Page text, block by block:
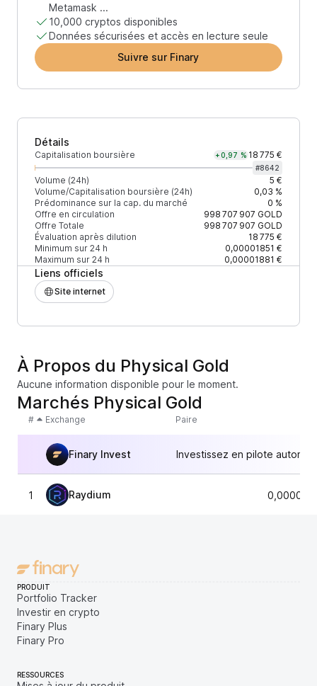
Metamask ...
10,000 cryptos disponibles
Données sécurisées et accès en lecture seule
Suivre sur Finary
Détails
Capitalisation boursière +0,97 % 18 775 €
#8642
Volume (24h)
5 €
Volume/Capitalisation boursière (24h)
0,03 %
Prédominance sur la cap. du marché
0 %
Offre en circulation
998 707 907 GOLD
Offre Totale
998 707 907 GOLD
Évaluation après dilution
18 775 €
Minimum sur 24 h
0,00001851 €
Maximum sur 24 h
0,00001881 €
Liens officiels
Site internet
À Propos du Physical Gold
Aucune information disponible pour le moment.
Marchés Physical Gold
# Exchange Paire
Finary Invest Investissez en pilote
1 Raydium
PRODUIT
Portfolio Tracker
Investir en crypto
Finary Plus
Finary Pro
RESSOURCES